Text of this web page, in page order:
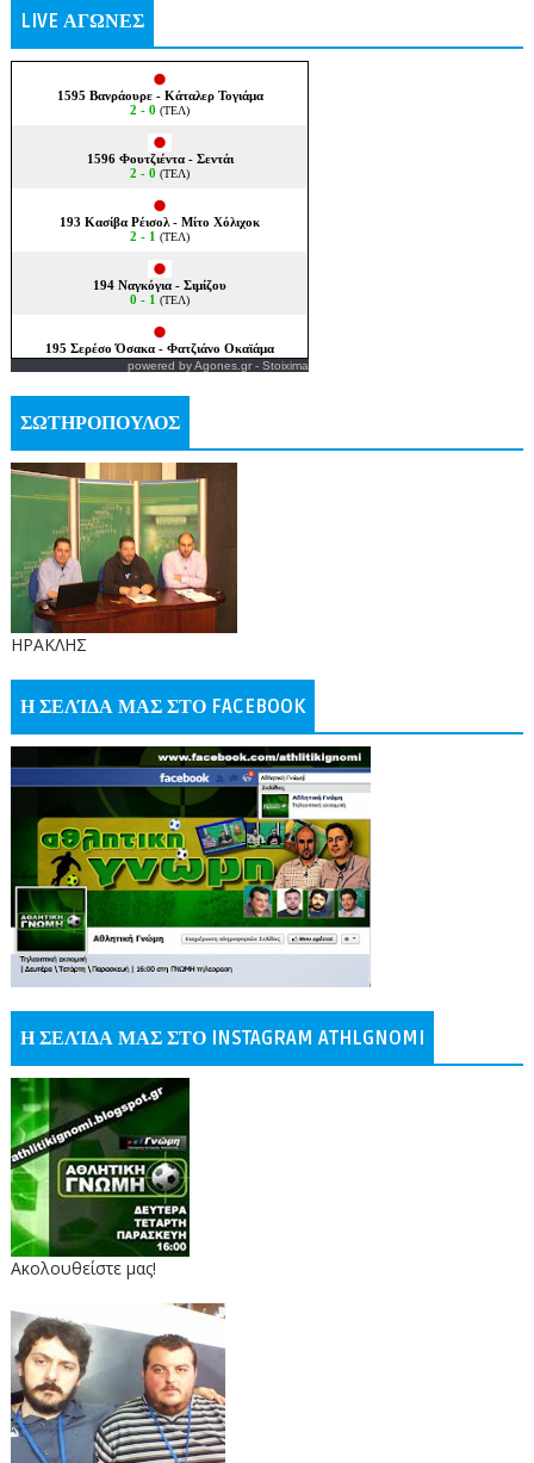
LIVE ΑΓΩΝΕΣ
powered byAgones.gr- Stoixima
ΣΩΤΗΡΟΠΟΥΛΟΣ
ΗΡΑΚΛΗΣ
Η ΣΕΛΊΔΑ ΜΑΣ ΣΤΟ FACEBOOK
Η ΣΕΛΊΔΑ ΜΑΣ ΣΤΟ INSTAGRAM ATHLGNOMI
Ακολουθείστε μας!